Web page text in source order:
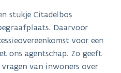
stukje Citadelbos
Daarvoor
voor een
ons agentschap. Zo geeft
van inwoners over